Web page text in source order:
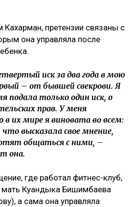
претензии связаны с
она управляла после
иск за два года в мою
– от бывшей свекрови. Я
подала только один иск, о
прав. У меня
их мире я виновата во всем:
что высказала свое мнение,
общаться с ними, –
она.
где работал фитнес-клуб,
Куандыка Бишимбаева
а сама она управляла